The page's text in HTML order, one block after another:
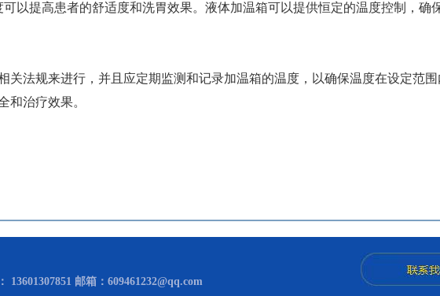
以提高患者的舒适度和洗胃效果。液体加温箱可以提供恒定的温度控制，确
关法规来进行，并且应定期监测和记录加温箱的温度，以确保温度在设定范
和治疗效果。
13601307851 邮箱：609461232@qq.com